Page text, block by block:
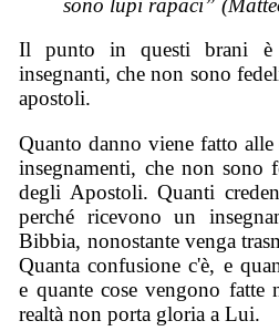
Il punto in questi brani è
insegnanti, che non sono
apostoli.
Quanto danno viene fatto alle
insegnamenti, che non sono
degli Apostoli. Quanti
perché ricevono un
Bibbia, nonostante venga
Quanta confusione c'è, e
e quante cose vengono
realtà non porta gloria a Lui.